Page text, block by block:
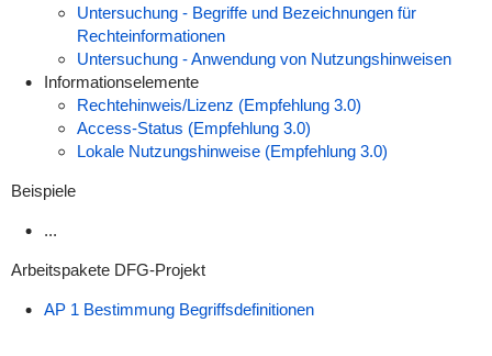
Untersuchung - Begriffe und Bezeichnungen für
Rechteinformationen
Untersuchung - Anwendung von Nutzungshinweisen
Informationselemente
Rechtehinweis/Lizenz (Empfehlung 3.0)
Access-Status (Empfehlung 3.0)
Lokale Nutzungshinweise (Empfehlung 3.0)
Beispiele
...
Arbeitspakete DFG-Projekt
AP 1 Bestimmung Begriffsdefinitionen